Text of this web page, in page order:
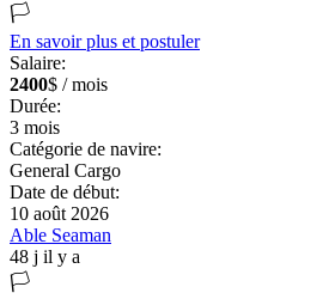
🏳️
En savoir plus et postuler
Salaire:
2400$ / mois
Durée:
3 mois
Catégorie de navire:
General Cargo
Date de début:
10 août 2026
Able Seaman
48 j il y a
🏳️